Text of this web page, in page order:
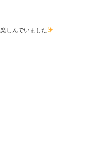
楽しんでいました